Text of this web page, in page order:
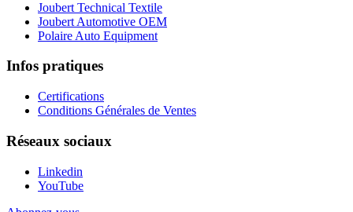
Joubert Technical Textile
Joubert Automotive OEM
Polaire Auto Equipment
Infos pratiques
Certifications
Conditions Générales de Ventes
Réseaux sociaux
Linkedin
YouTube